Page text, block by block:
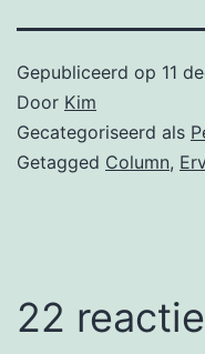
Gepubliceerd op 11
Door Kim
Gecategoriseerd als
Getagged Column,
22